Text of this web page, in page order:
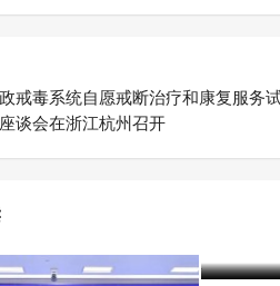
戒毒系统自愿戒断治疗和康复服务
谈会在浙江杭州召开